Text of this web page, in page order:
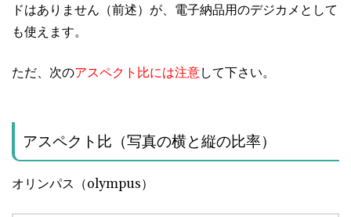
ドはありません（前述）が、電子納品用のデジカメとして
も使えます。
ただ、次のアスペクト比には注意して下さい。
アスペクト比（写真の横と縦の比率）
オリンパス（olympus）